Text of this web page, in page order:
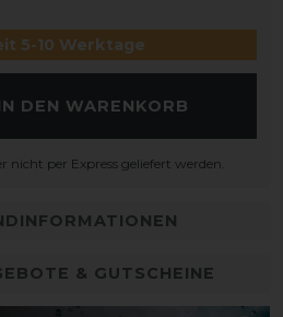
5-10 Werktage
DEN WARENKORB
nicht per Express geliefert werden.
& GUTSCHEINE